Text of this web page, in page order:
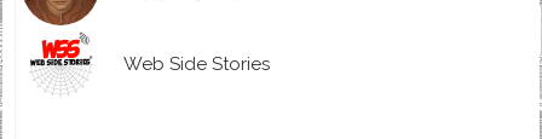
Web Side Stories